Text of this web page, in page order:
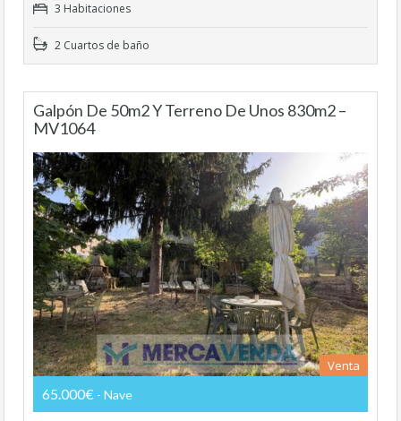
3 Habitaciones
2 Cuartos de baño
Galpón De 50m2 Y Terreno De Unos 830m2 –
MV1064
Venta
65.000€ - Nave